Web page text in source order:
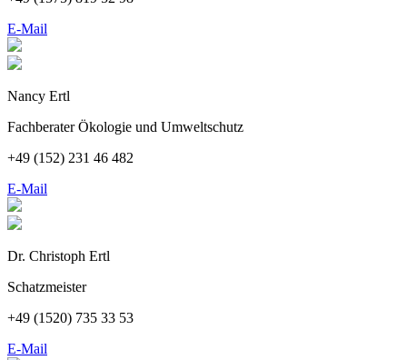
E-Mail
Nancy Ertl
Fachberater Ökologie und Umweltschutz
+49 (152) 231 46 482
E-Mail
Dr. Christoph Ertl
Schatzmeister
+49 (1520) 735 33 53
E-Mail